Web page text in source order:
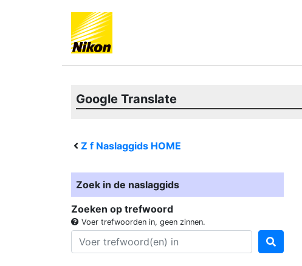
Google Translate
Z f Naslaggids HOME
Zoek in de naslaggids
Zoeken op trefwoord
Voer trefwoorden in, geen zinnen.